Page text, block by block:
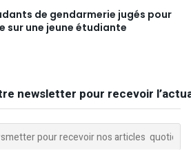
de gendarmerie jugés pour
sur une jeune étudiante
newsletter pour recevoir